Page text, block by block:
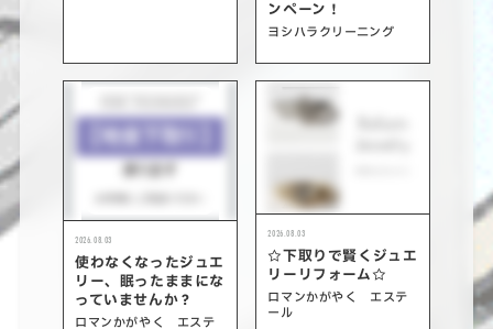
ンペーン！
ヨシハラクリーニング
2026.08.03
使わなくなったジュエ
リー、眠ったままにな
っていませんか？
ロマンかがやく エステ
2026.08.03
☆下取りで賢くジュエ
リーリフォーム☆
ロマンかがやく エステ
ール